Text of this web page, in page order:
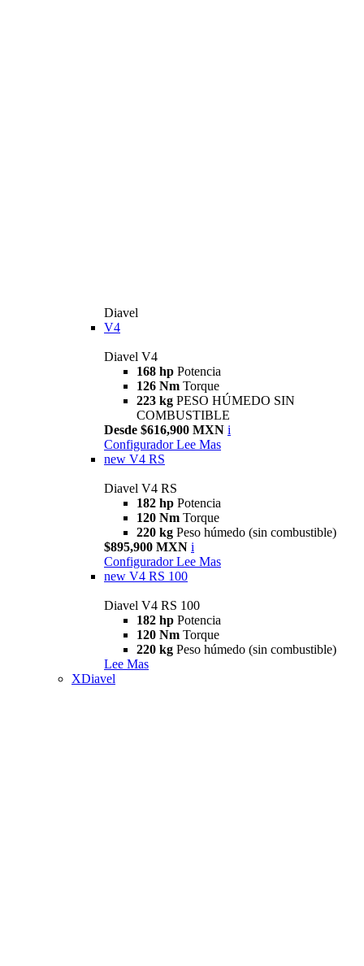
Diavel
V4
Diavel V4
168 hp Potencia
126 Nm Torque
223 kg PESO HÚMEDO SIN
COMBUSTIBLE
Desde $616,900 MXN i
Configurador Lee Mas
new V4 RS
Diavel V4 RS
182 hp Potencia
120 Nm Torque
220 kg Peso húmedo (sin combustible)
$895,900 MXN i
Configurador Lee Mas
new V4 RS 100
Diavel V4 RS 100
182 hp Potencia
120 Nm Torque
220 kg Peso húmedo (sin combustible)
Lee Mas
XDiavel